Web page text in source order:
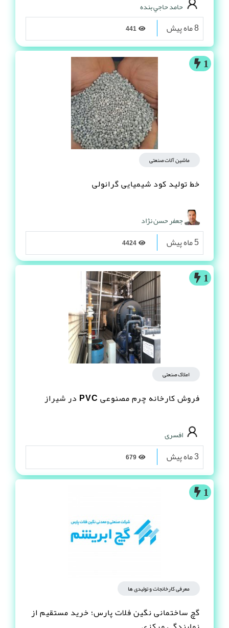
حامد حاجي بنده
8 ماه پیش
1
ماشین آلات صنعتی
خط تولید کود شیمیایی گرانولی
جعفر حسن نژاد
5 ماه پیش
1
املاک صنعتی
فروش کارخانه چرم مصنوعى PVC در شیراز
افسری
3 ماه پیش
1
معرفی کارخانجات و تولیدی ها
گچ ساختمانی نگین فلات پارس؛ خرید مستقیم از